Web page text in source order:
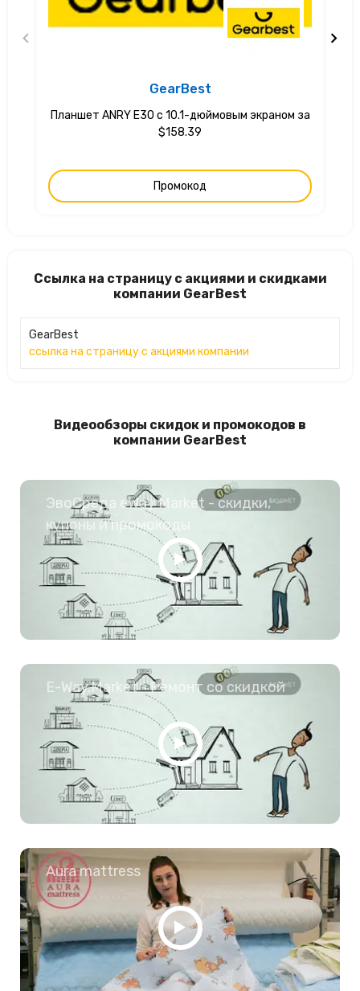
GearBest
Планшет ANRY E30 с 10.1-дюймовым экраном за
$158.39
Промокод
Ссылка на страницу с акциями и скидками
компании GearBest
GearBest
ссылка на страницу с акциями компании
Видеообзоры скидок и промокодов в
компании GearBest
ЭвоСреда eWay Market - скидки,
купоны и промокоды
E-Way.Market - Ремонт со скидкой
Aura mattress